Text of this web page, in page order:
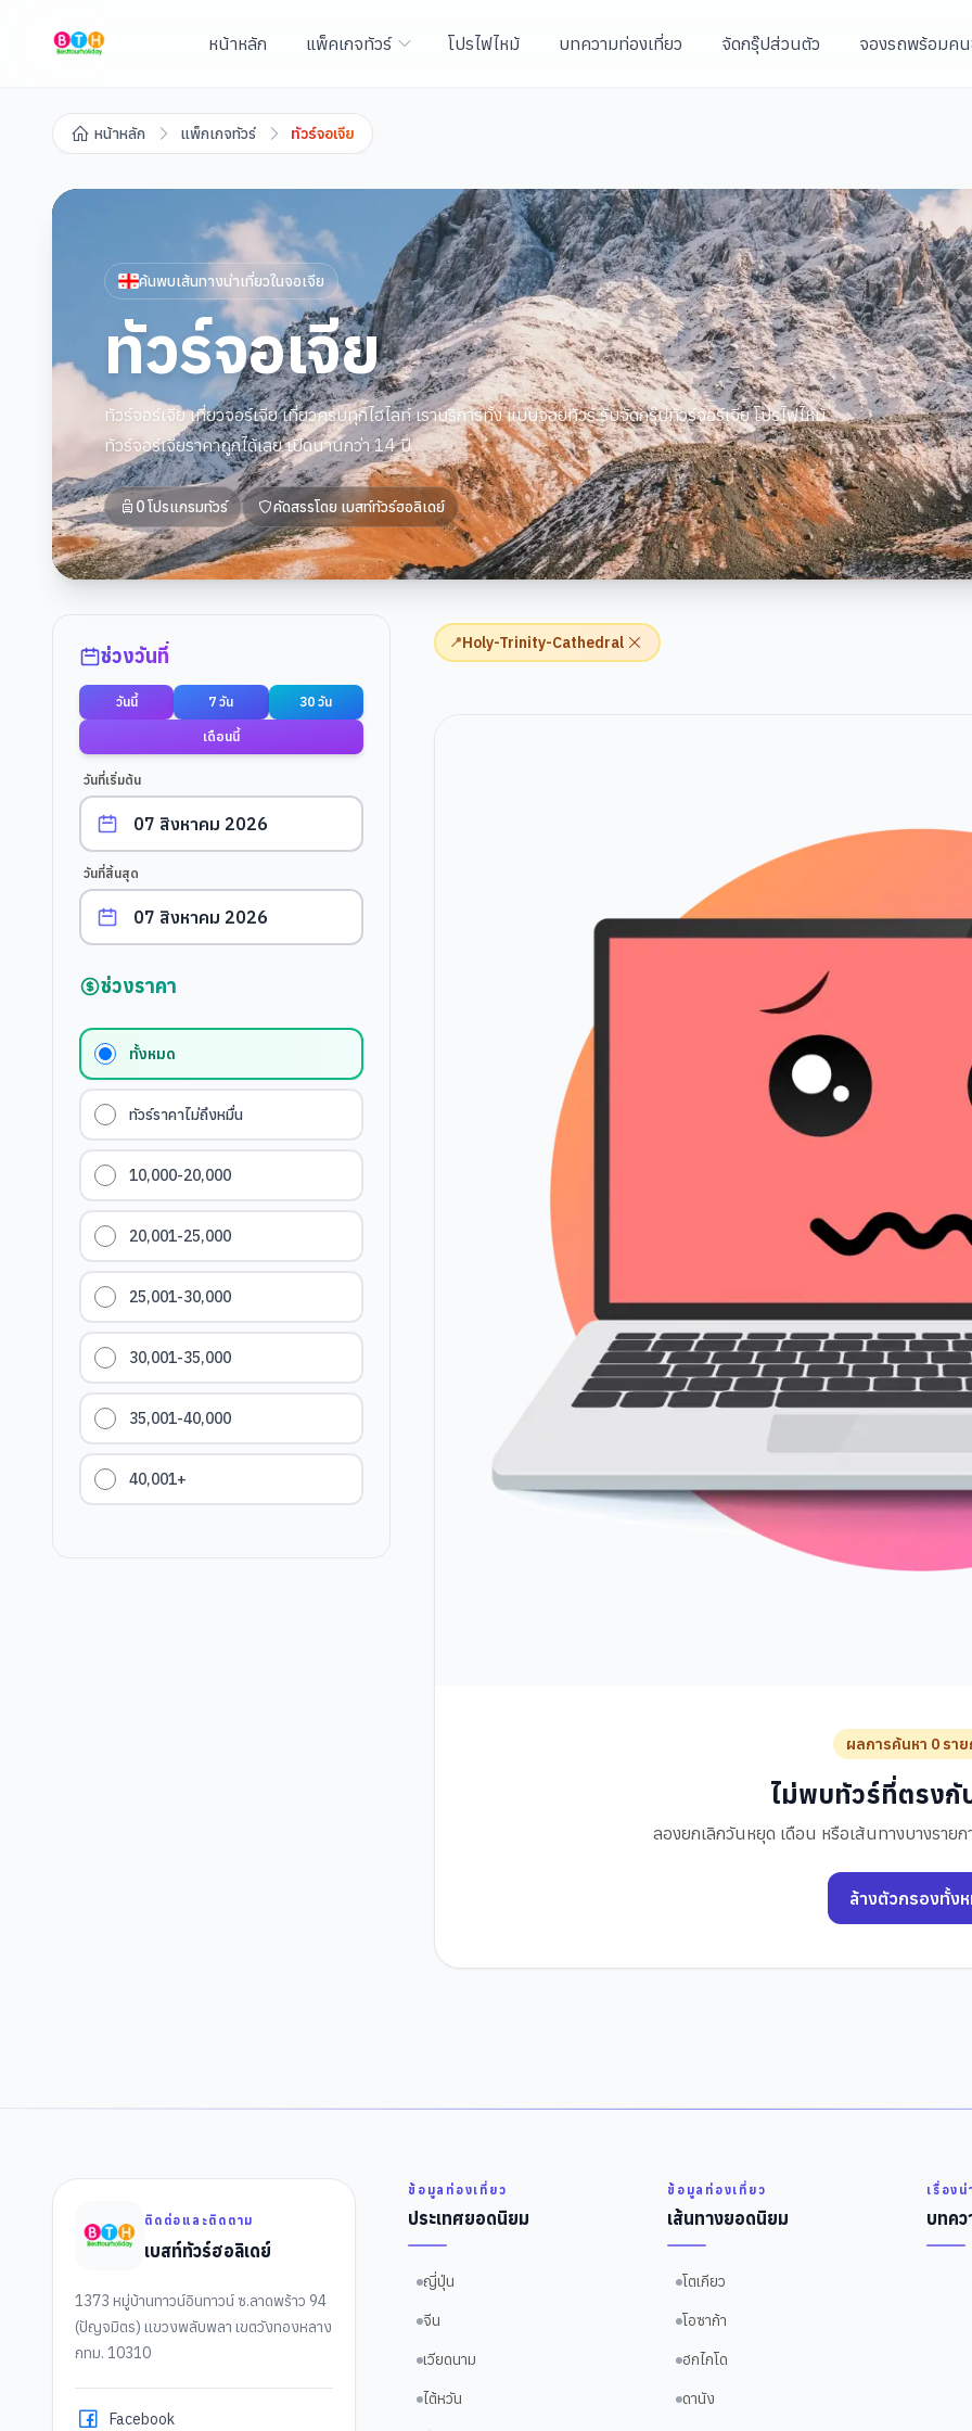
หน้าหลัก แพ็คเกจทัวร์ โปรไฟไหม้ บทความท่องเที่ยว จัดกรุ๊ปส่วนตัว จองรถพร้อมค
หน้าหลัก แพ็กเกจทัวร์ ทัวร์จอเจีย
ค้นพบเส้นทางน่าเที่ยวในจอเจีย
ทัวร์จอเจีย
ทัวร์จอร์เจีย เที่ยวจอร์เจีย เที่ยวครบทุกไฮไลท์ เราบริการทั้ง แบบจอยทัวร์ รับจัดกรุ๊ปทัวร์จอร์เจีย โปรไฟไหม้
ทัวร์จอร์เจียราคาถูกได้เลย เปิดนานกว่า 14 ปี
0โปรแกรมทัวร์ คัดสรรโดย เบสท์ทัวร์ฮอลิเดย์
ช่วงวันที่
วันนี้ 7 วัน 30 วัน
เดือนนี้
วันที่เริ่มต้น
วันที่สิ้นสุด
ช่วงราคา
ทั้งหมด
ทัวร์ราคาไม่ถึงหมื่น
10,000-20,000
20,001-25,000
25,001-30,000
30,001-35,000
35,001-40,000
40,001+
📍Holy-Trinity-Cathedral
ผลการค้นหา 0 ราย
ไม่พบทัวร์ที่ตรงกั
ลองยกเลิกวันหยุด เดือน หรือเส้นทางบางราย
ล้างตัวกรองทั้ง
ติดต่อและติดตาม
เบสท์ทัวร์ฮอลิเดย์
1373 หมู่บ้านทาวน์อินทาวน์ ซ.ลาดพร้าว 94
(ปัญจมิตร) แขวงพลับพลา เขตวังทองหลาง
กทม. 10310
Facebook
ข้อมูลท่องเที่ยว
ประเทศยอดนิยม
ญี่ปุ่น
จีน
เวียดนาม
ไต้หวัน
ข้อมูลท่องเที่ยว
เส้นทางยอดนิยม
โตเกียว
โอซาก้า
ฮกไกโด
ดานัง
เรื่องน่
บทคว